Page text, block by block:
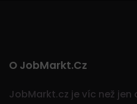
O JobMarkt.cz
JobMarkt.cz je víc než